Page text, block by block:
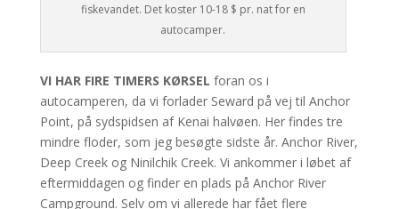
fiskevandet. Det koster 10-18 $ pr. nat for en
autocamper.
VI HAR FIRE TIMERS KØRSEL foran os i
autocamperen, da vi forlader Seward på vej til Anchor
Point, på sydspidsen af Kenai halvøen. Her findes tre
mindre floder, som jeg besøgte sidste år. Anchor River,
Deep Creek og Ninilchik Creek. Vi ankommer i løbet af
eftermiddagen og finder en plads på Anchor River
Campground. Selv om vi allerede har fået flere